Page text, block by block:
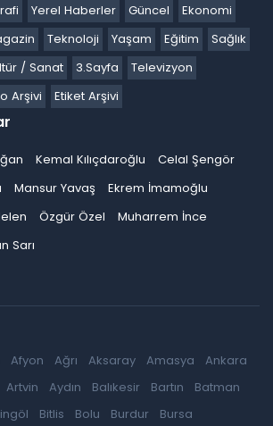
Yerel Haberler Güncel
Ekonomi
Teknoloji Yaşam Eğitim
Sağlık
/ Sanat 3.Sayfa
Televizyon
Arşivi Etiket Arşivi
Kemal Kılıçdaroğlu
Celal Şengör
Mansur Yavaş
Ekrem İmamoğlu
Özgür Özel
Muharrem İnce
Sarı
Afyon Ağrı Aksaray Amasya
Ankara
Artvin Aydın Balıkesir Bartın
Batman
Bitlis Bolu Burdur
Bursa